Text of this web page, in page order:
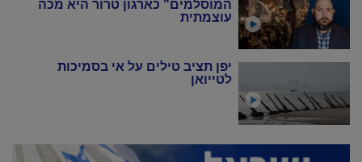
המוסלמים" כארגון טרור היא מכה
עוצמתית
יפן תציב טילים על אי בסמיכות
לטייואן